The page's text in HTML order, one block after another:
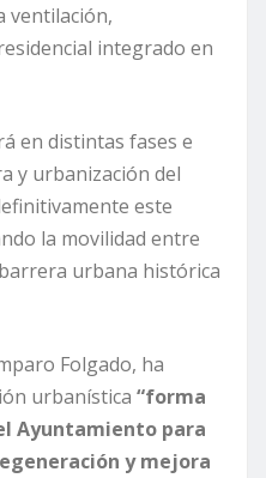
ventilación,
integrado en
en distintas fases e
y urbanización del
este
la movilidad entre
urbana histórica
Folgado, ha
urbanística “forma
Ayuntamiento para
y mejora